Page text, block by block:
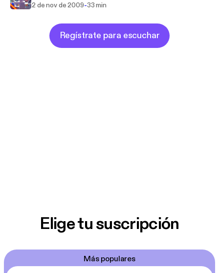
2 de nov de 2009-33 min
Regístrate para escuchar
Elige tu suscripción
Más populares